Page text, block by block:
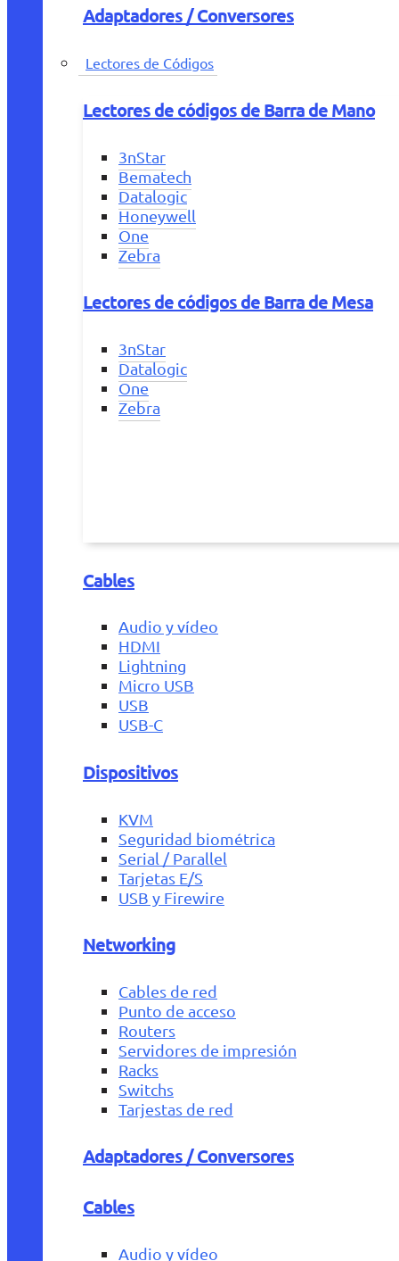
Adaptadores / Conversores
Lectores de Códigos
Lectores de códigos de Barra de Mano
3nStar
Bematech
Datalogic
Honeywell
One
Zebra
Lectores de códigos de Barra de Mesa
3nStar
Datalogic
One
Zebra
Cables
Audio y vídeo
HDMI
Lightning
Micro USB
USB
USB-C
Dispositivos
KVM
Seguridad biométrica
Serial / Parallel
Tarjetas E/S
USB y Firewire
Networking
Cables de red
Punto de acceso
Routers
Servidores de impresión
Racks
Switchs
Tarjestas de red
Adaptadores / Conversores
Cables
Audio y vídeo